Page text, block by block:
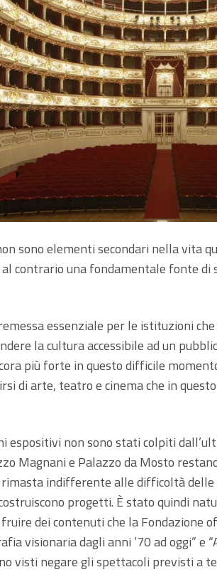
sono elementi secondari nella vita
contrario una fondamentale fonte di
essenziale per le istituzioni
la cultura accessibile ad un
più forte in questo difficile
di arte, teatro e cinema che in
espositivi non sono stati colpiti
Magnani e Palazzo da Mosto
indifferente alle difficoltà
progetti. È stato quindi
dei contenuti che la Fondazione
visionaria dagli anni ’70 ad oggi”
visti negare gli spettacoli previsti a